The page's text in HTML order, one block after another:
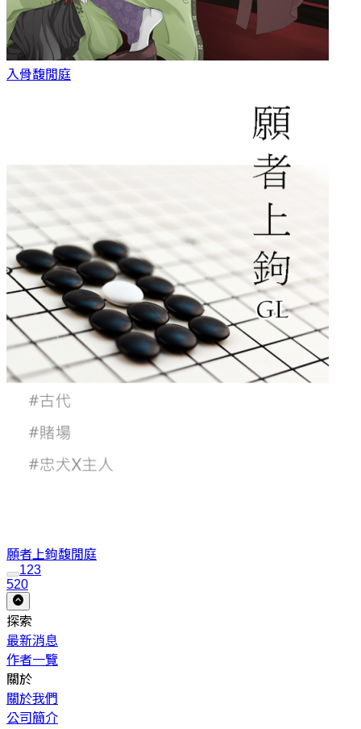
入骨馥閒庭
願者上鉤馥閒庭
123
520
探索
最新消息
作者一覽
關於
關於我們
公司簡介